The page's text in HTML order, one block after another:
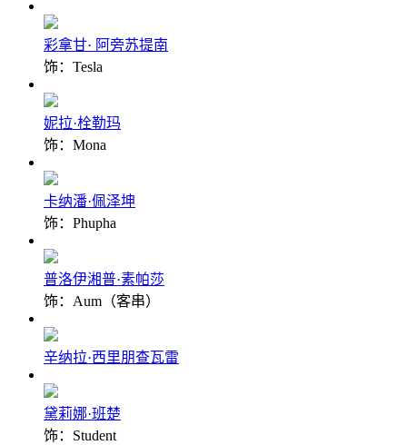
彩拿甘· 阿旁苏提南
饰：Tesla
妮拉·栓勒玛
饰：Mona
卡纳潘·佩泽坤
饰：Phupha
普洛伊湘普·素帕莎
饰：Aum（客串）
辛纳拉·西里朋查瓦雷
黛莉娜·班楚
饰：Student